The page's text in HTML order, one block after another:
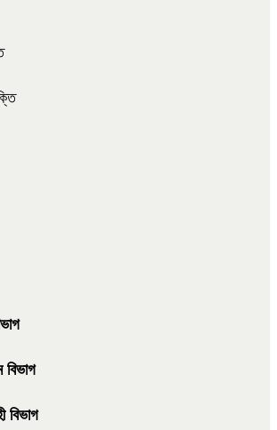
বিভাগ
বিভাগ